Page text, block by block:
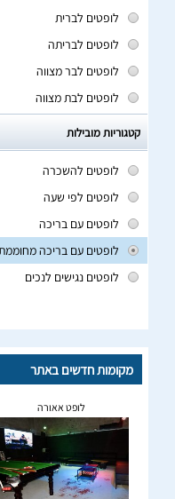
לופטים לברית
לופטים לבריתה
לופטים לבר מצווה
לופטים לבת מצווה
קטגוריות מובילות
לופטים להשכרה
לופטים לפי שעה
לופטים עם בריכה
לופטים עם בריכה
לופטים נגישים לנכים
מקומות חדשים באתר
לופט אאורה